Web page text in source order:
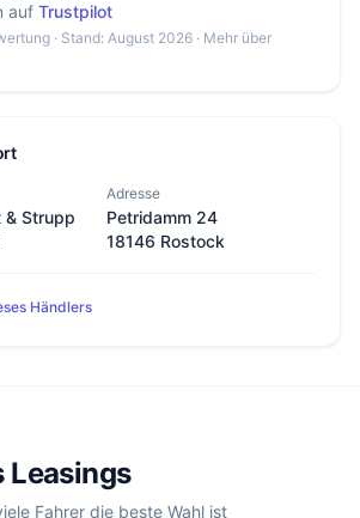
auf Trustpilot
· Stand: August 2026 · Mehr über
& Strupp
Adresse
Petridamm 24
18146 Rostock
Händlers
Leasings
Fahrer die beste Wahl ist